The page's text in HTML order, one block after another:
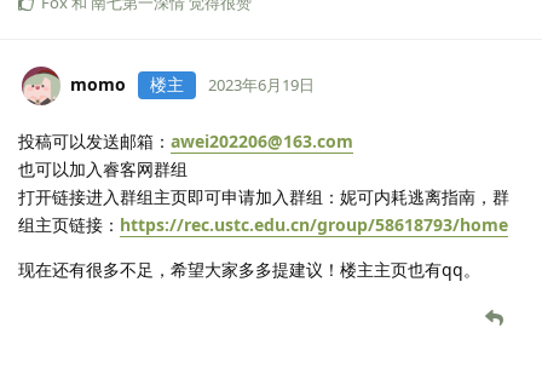
momo 楼主 2023年6月19日
投稿可以发送邮箱： awei202206@163.com
也可以加入睿客网群组
打开链接进入群组主页即可申请加入群组：妮可内耗逃离指南，群
组主页链接： https://rec.ustc.edu.cn/group/58618793/home
现在还有很多不足，希望大家多多提建议！楼主主页也有qq。